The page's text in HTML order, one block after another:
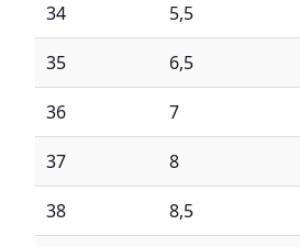
34 5,5
35 6,5
36 7
37 8
38 8,5